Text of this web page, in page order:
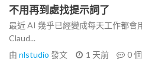
不用再到處找提示詞了
最近 AI 幾乎已經變成每天工作都會
Claud...
由 nlstudio 發文 1 天前 0